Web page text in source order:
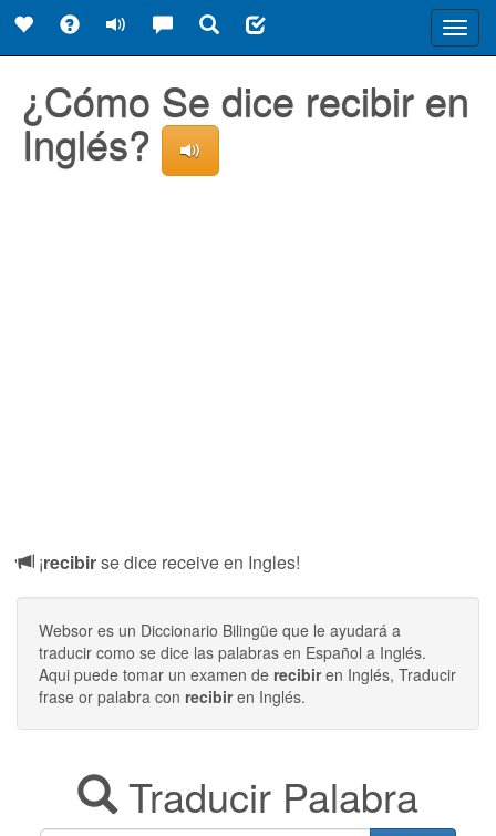
¿Cómo Se dice recibir en
Inglés?
¡recibirse dice receive en Ingles!
Websor es un Diccionario Bilingüe que le ayudará a
traducir como se dice las palabras en Español a Inglés.
Aqui puede tomar un examen de recibiren Inglés, Traducir
frase or palabra con recibiren Inglés.
Traducir Palabra